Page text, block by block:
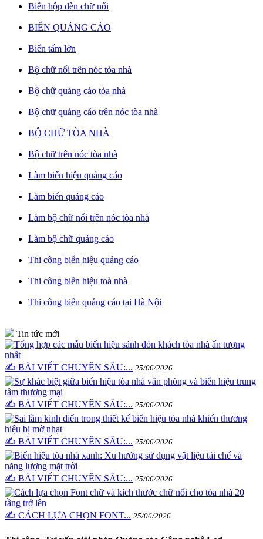
Biển hộp đèn chữ nổi
BIỂN QUẢNG CÁO
Biển tấm lớn
Bộ chữ nổi trên nóc tòa nhà
Bộ chữ quảng cáo tòa nhà
Bộ chữ quảng cáo trên nóc tòa nhà
BỘ CHỮ TÒA NHÀ
Bộ chữ trên nóc tòa nhà
Làm biển hiệu quảng cáo
Làm biển quảng cáo
Làm bộ chữ nổi trên nóc tòa nhà
Làm bộ chữ quảng cáo
Thi công biển hiệu quảng cáo
Thi công biển hiệu toà nhà
Thi công biển quảng cáo tại Hà Nội
Tin tức mới
✍️ BÀI VIẾT CHUYÊN SÂU:... 25/06/2026
✍️ BÀI VIẾT CHUYÊN SÂU:... 25/06/2026
✍️ BÀI VIẾT CHUYÊN SÂU:... 25/06/2026
✍️ BÀI VIẾT CHUYÊN SÂU:... 25/06/2026
✍️ CÁCH LỰA CHỌN FONT... 25/06/2026